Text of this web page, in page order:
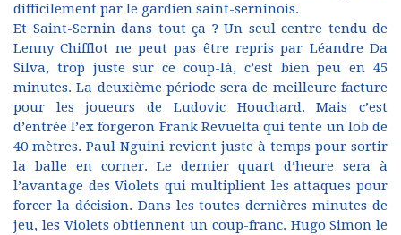
difficilement par le gardien saint-serninois.
Et Saint-Sernin dans tout ça ? Un seul centre tendu de
Lenny Chifflot ne peut pas être repris par Léandre Da
Silva, trop juste sur ce coup-là, c’est bien peu en 45
minutes. La deuxième période sera de meilleure facture
pour les joueurs de Ludovic Houchard. Mais c’est
d’entrée l’ex forgeron Frank Revuelta qui tente un lob de
40 mètres. Paul Nguini revient juste à temps pour sortir
la balle en corner. Le dernier quart d’heure sera à
l’avantage des Violets qui multiplient les attaques pour
forcer la décision. Dans les toutes dernières minutes de
jeu, les Violets obtiennent un coup-franc. Hugo Simon le